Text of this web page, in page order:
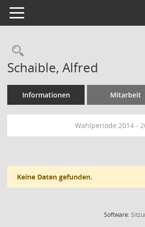
Toggle navigation
Rechercheauswahl
Schaible, Alfred
Informationen Mitarbeit
Wahlperiode 2014 -
Keine Daten gefunden.
Software: